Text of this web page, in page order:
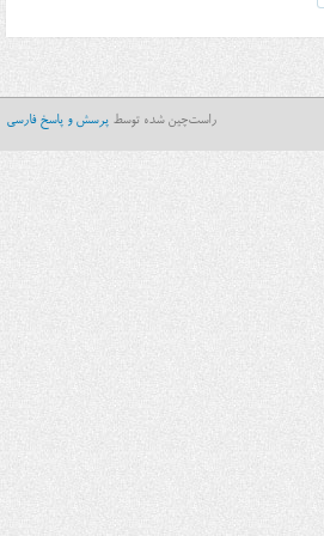
راست‌چین شده توسط پرسش و پاسخ فارسی